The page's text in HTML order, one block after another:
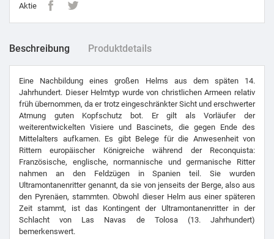
Aktie
Beschreibung Produktdetails
Eine Nachbildung eines großen Helms aus dem späten 14.
Jahrhundert. Dieser Helmtyp wurde von christlichen Armeen relativ
früh übernommen, da er trotz eingeschränkter Sicht und erschwerter
Atmung guten Kopfschutz bot. Er gilt als Vorläufer der
weiterentwickelten Visiere und Bascinets, die gegen Ende des
Mittelalters aufkamen. Es gibt Belege für die Anwesenheit von
Rittern europäischer Königreiche während der Reconquista:
Französische, englische, normannische und germanische Ritter
nahmen an den Feldzügen in Spanien teil. Sie wurden
Ultramontanenritter genannt, da sie von jenseits der Berge, also aus
den Pyrenäen, stammten. Obwohl dieser Helm aus einer späteren
Zeit stammt, ist das Kontingent der Ultramontanenritter in der
Schlacht von Las Navas de Tolosa (13. Jahrhundert)
bemerkenswert.